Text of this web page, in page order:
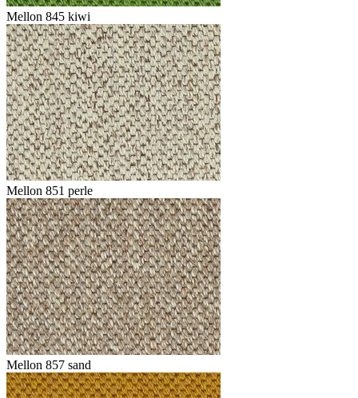
Mellon 845 kiwi
Mellon 851 perle
Mellon 857 sand